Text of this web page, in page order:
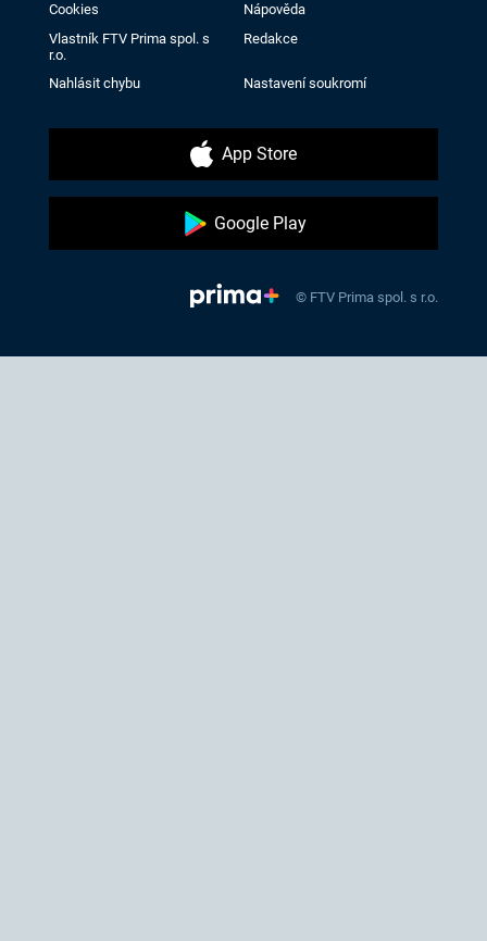
Cookies
Nápověda
Vlastník FTV Prima spol. s
r.o.
Redakce
Nahlásit chybu Nastavení soukromí
App Store
Google Play
© FTV Prima spol. s r.o.